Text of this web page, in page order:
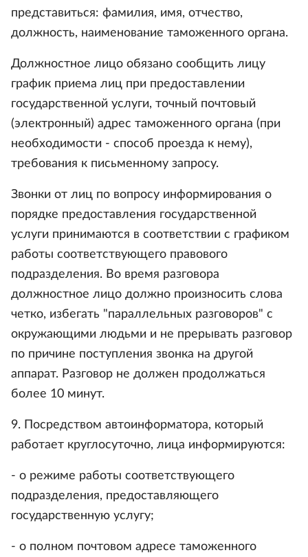
представиться: фамилия, имя, отчество,
должность, наименование таможенного органа.
Должностное лицо обязано сообщить лицу
график приема лиц при предоставлении
государственной услуги, точный почтовый
(электронный) адрес таможенного органа (при
необходимости - способ проезда к нему),
требования к письменному запросу.
Звонки от лиц по вопросу информирования о
порядке предоставления государственной
услуги принимаются в соответствии с графиком
работы соответствующего правового
подразделения. Во время разговора
должностное лицо должно произносить слова
четко, избегать "параллельных разговоров" с
окружающими людьми и не прерывать разговор
по причине поступления звонка на другой
аппарат. Разговор не должен продолжаться
более 10 минут.
9. Посредством автоинформатора, который
работает круглосуточно, лица информируются:
- о режиме работы соответствующего
подразделения, предоставляющего
государственную услугу;
- о полном почтовом адресе таможенного